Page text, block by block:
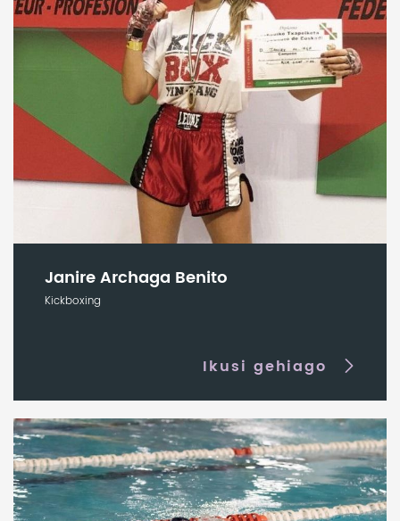
Janire Archaga Benito
Kickboxing
Ikusi gehiago